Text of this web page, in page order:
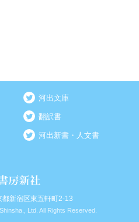
河出文庫
翻訳書
河出新書・人文書
新宿区東五軒町2-13
Ltd. All Rights Reserved.